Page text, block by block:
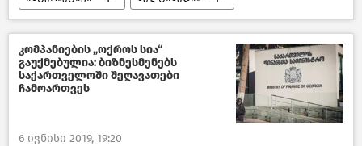
ფსიქოლოგიური და ინტელექტუალური ტესტები
კომპანიების „ოქროს სია“
გაუქმებულია: ბიზნესმენებს
საქართველოში შეღავათები
ჩამოართვეს
6 ივნისი 2019, 19:20